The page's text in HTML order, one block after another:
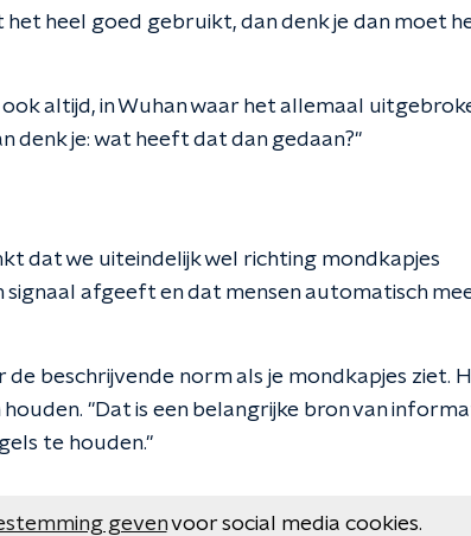
heel goed gebruikt, dan denk je dan moet
altijd, in Wuhan waar het allemaal
denk je: wat heeft dat dan gedaan?"
dat we uiteindelijk wel richting mondkapjes
signaal afgeeft en dat mensen automatisch
beschrijvende norm als je mondkapjes ziet.
houden. "Dat is een belangrijke bron van
te houden."
gevenvoor social media cookies.